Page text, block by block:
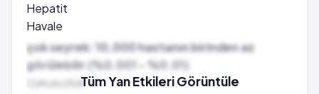
Hepatit
Havale
Sarılık
Yüksek tansiyon
Koma
çok seyrek: 10,000 hastanın birinden az
görülebilir (%0.001 - %0.01)
UykusuzlukTüm Yan Etkileri Görüntüle